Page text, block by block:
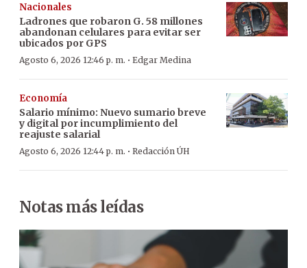
Nacionales
Ladrones que robaron G. 58 millones
abandonan celulares para evitar ser
ubicados por GPS
Agosto 6, 2026 12:46 p. m. · Edgar Medina
Economía
Salario mínimo: Nuevo sumario breve
y digital por incumplimiento del
reajuste salarial
Agosto 6, 2026 12:44 p. m. · Redacción ÚH
Notas más leídas